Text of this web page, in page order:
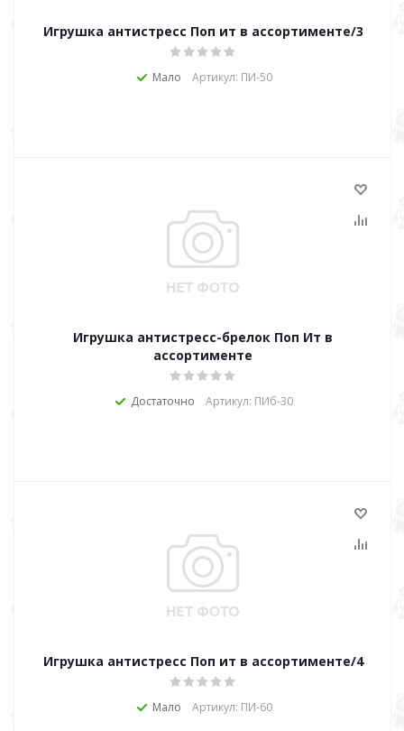
Игрушка антистресс Поп ит в ассортименте/3
Мало Артикул: ПИ-50
Игрушка антистресс-брелок Поп Ит в
ассортименте
Достаточно Артикул: ПИб-30
Игрушка антистресс Поп ит в ассортименте/4
Мало Артикул: ПИ-60